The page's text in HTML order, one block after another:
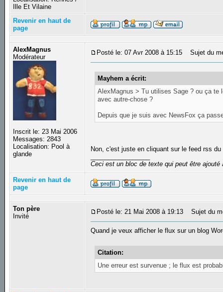
Ille Et Vilaine
Revenir en haut de
page
AlexMagnus
Modérateur
Inscrit le: 23 Mai 2006
Messages: 2843
Localisation: Pool à
glande
Posté le: 07 Avr 2008 à 15:15 Sujet du
Mayhem a écrit:
AlexMagnus > Tu utilises Sage ? ou ça te
avec autre-chose ?
Depuis que je suis avec NewsFox ça
Non, c'est juste en cliquant sur le feed rss
Ceci est un bloc de texte qui peut être
Revenir en haut de
page
Ton père
Invité
Posté le: 21 Mai 2008 à 19:13 Sujet du
Quand je veux afficher le flux sur un blog
Citation:
Une erreur est survenue ; le flux est